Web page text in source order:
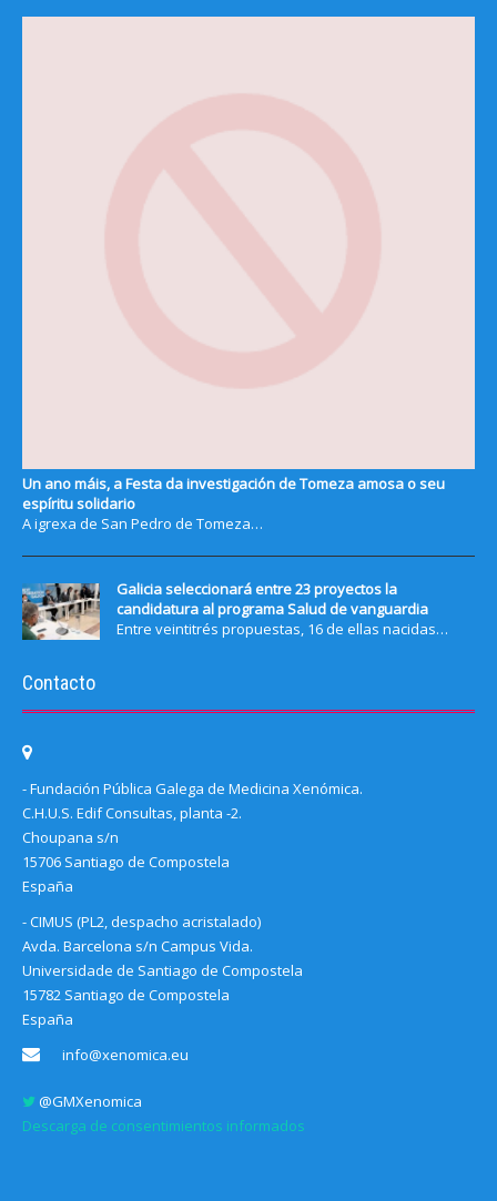
Un ano máis, a Festa da investigación de Tomeza amosa o seu
espíritu solidario
A igrexa de San Pedro de Tomeza…
Galicia seleccionará entre 23 proyectos la
candidatura al programa Salud de vanguardia
Entre veintitrés propuestas, 16 de ellas nacidas…
Contacto
- Fundación Pública Galega de Medicina Xenómica.
C.H.U.S. Edif Consultas, planta -2.
Choupana s/n
15706 Santiago de Compostela
España
- CIMUS (PL2, despacho acristalado)
Avda. Barcelona s/n Campus Vida.
Universidade de Santiago de Compostela
15782 Santiago de Compostela
España
info@xenomica.eu
@GMXenomica
Descarga de consentimientos informados